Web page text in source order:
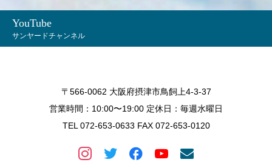
YouTube
サンヤードチャンネル
〒566-0062 大阪府摂津市鳥飼上4-3-37
営業時間：10:00〜19:00 定休日：毎週水曜日
TEL 072-653-0633 FAX 072-653-0120